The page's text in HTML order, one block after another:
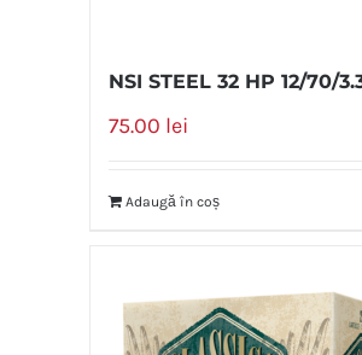
NSI STEEL 32 HP 12/70/
75.00 lei
Adaugă în coș